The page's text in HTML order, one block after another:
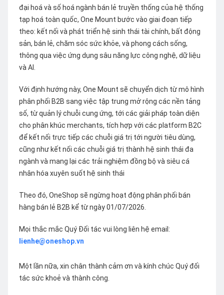
đại hoá và số hoá ngành bán lẻ truyền thống của hệ thống
tạp hoá toàn quốc, One Mount bước vào giai đoạn tiếp
theo: kết nối và phát triển hệ sinh thái tài chính, bất động
sản, bán lẻ, chăm sóc sức khỏe, và phong cách sống,
thông qua việc ứng dụng sâu năng lực công nghệ, dữ liệu
và AI.
Với định hướng này, One Mount sẽ chuyển dịch từ mô hình
phân phối B2B sang việc tập trung mở rộng các nền tảng
số, từ quản lý chuỗi cung ứng, tới các giải pháp toàn diện
cho phân khúc merchants, tích hợp với các platform B2C
để kết nối trực tiếp các chuỗi giá trị tới người tiêu dùng,
cũng như kết nối các chuỗi giá trị thành hệ sinh thái đa
ngành và mang lại các trải nghiệm đồng bộ và siêu cá
nhân hóa xuyên suốt hệ sinh thái
Theo đó, OneShop sẽ ngừng hoạt động phân phối bán
hàng bán lẻ B2B kể từ ngày 01/07/2026.
Mọi thắc mắc Quý Đối tác vui lòng liên hệ email:
lienhe@oneshop.vn
Một lần nữa, xin chân thành cảm ơn và kính chúc Quý đối
tác sức khoẻ và thành công.